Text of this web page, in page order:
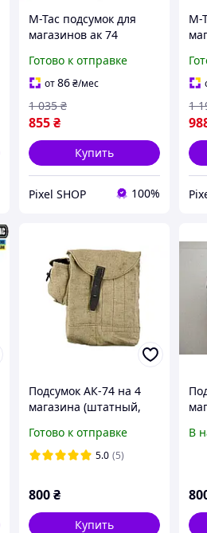
M-Tac подсумок для
магазинов ак 74
олива Elite Ranger
Green, Подсумок под ак
Готово к отправке
от86₴/мес
855₴
1 035 ₴
Купить
Pixel SHOP 100%
M-
1
Подсумок АК-74 на 4
магазина (штатный,
Готово к отправке
5.0 (5)
800₴
Купить
В